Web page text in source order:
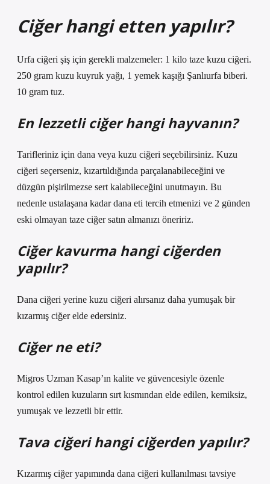
Ciğer hangi etten yapılır?
Urfa ciğeri şiş için gerekli malzemeler: 1 kilo taze kuzu ciğeri.
250 gram kuzu kuyruk yağı, 1 yemek kaşığı Şanlıurfa biberi.
10 gram tuz.
En lezzetli ciğer hangi hayvanın?
Tarifleriniz için dana veya kuzu ciğeri seçebilirsiniz. Kuzu
ciğeri seçerseniz, kızartıldığında parçalanabileceğini ve
düzgün pişirilmezse sert kalabileceğini unutmayın. Bu
nedenle ustalaşana kadar dana eti tercih etmenizi ve 2 günden
eski olmayan taze ciğer satın almanızı öneririz.
Ciğer kavurma hangi ciğerden
yapılır?
Dana ciğeri yerine kuzu ciğeri alırsanız daha yumuşak bir
kızarmış ciğer elde edersiniz.
Ciğer ne eti?
Migros Uzman Kasap’ın kalite ve güvencesiyle özenle
kontrol edilen kuzuların sırt kısmından elde edilen, kemiksiz,
yumuşak ve lezzetli bir ettir.
Tava ciğeri hangi ciğerden yapılır?
Kızarmış ciğer yapımında dana ciğeri kullanılması tavsiye